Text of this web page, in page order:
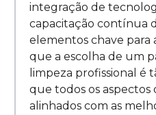
integração de
capacitação contínua
elementos chave para
que a escolha de um
limpeza profissional é
que todos os aspectos
alinhados com as